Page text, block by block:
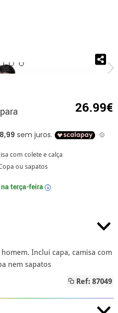
Fato de vampiro Drácula
26.99€
com colete e calça
ou sapatos
terça-feira i
Inclui capa, camisa com
nem sapatos
Ref: 87049